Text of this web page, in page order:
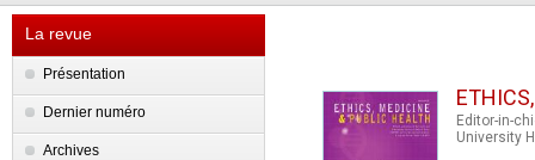
La revue
Présentation
Dernier numéro
Archives
Editor-in-
University